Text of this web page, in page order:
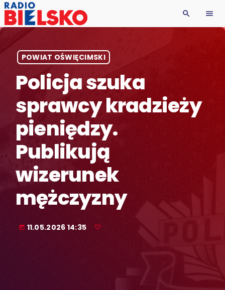
search menu
POWIAT OŚWIĘCIMSKI
Policja szuka
sprawcy kradzieży
pieniędzy.
Publikują
wizerunek
mężczyzny
today 11.05.2026 14:35